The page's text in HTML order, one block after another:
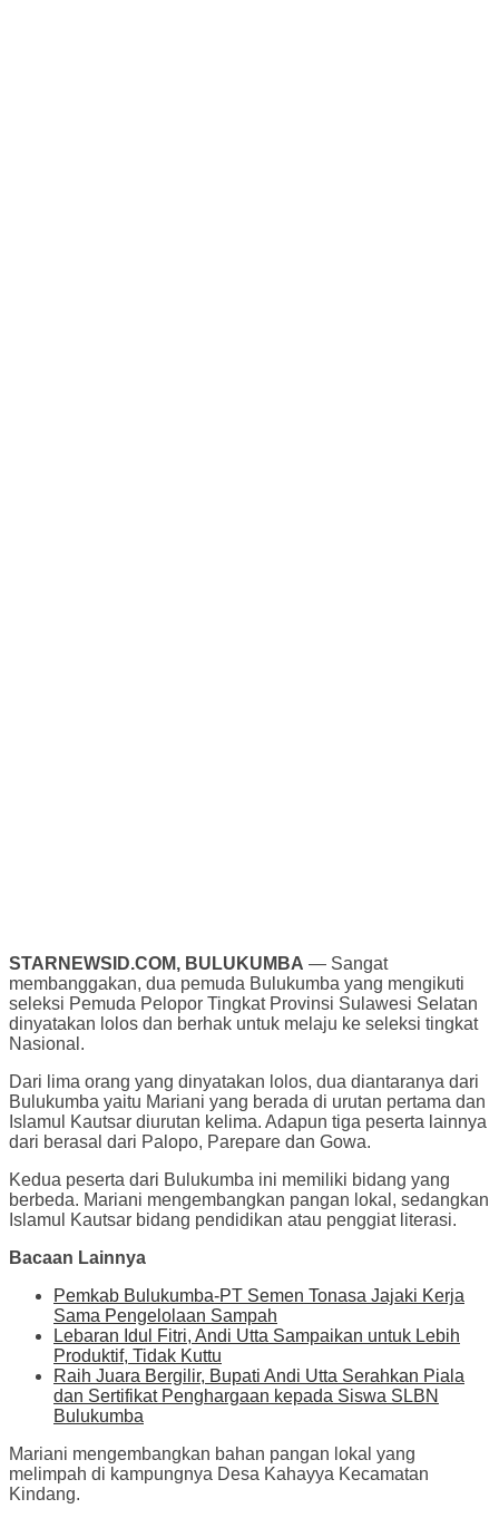
STARNEWSID.COM, BULUKUMBA — Sangat
membanggakan, dua pemuda Bulukumba yang mengikuti
seleksi Pemuda Pelopor Tingkat Provinsi Sulawesi Selatan
dinyatakan lolos dan berhak untuk melaju ke seleksi tingkat
Nasional.
Dari lima orang yang dinyatakan lolos, dua diantaranya dari
Bulukumba yaitu Mariani yang berada di urutan pertama dan
Islamul Kautsar diurutan kelima. Adapun tiga peserta lainnya
dari berasal dari Palopo, Parepare dan Gowa.
Kedua peserta dari Bulukumba ini memiliki bidang yang
berbeda. Mariani mengembangkan pangan lokal, sedangkan
Islamul Kautsar bidang pendidikan atau penggiat literasi.
Bacaan Lainnya
Pemkab Bulukumba-PT Semen Tonasa Jajaki Kerja
Sama Pengelolaan Sampah
Lebaran Idul Fitri, Andi Utta Sampaikan untuk Lebih
Produktif, Tidak Kuttu
Raih Juara Bergilir, Bupati Andi Utta Serahkan Piala
dan Sertifikat Penghargaan kepada Siswa SLBN
Bulukumba
Mariani mengembangkan bahan pangan lokal yang
melimpah di kampungnya Desa Kahayya Kecamatan
Kindang.